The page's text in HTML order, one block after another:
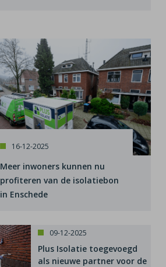
16-12-2025
Meer inwoners kunnen nu
profiteren van de isolatiebon
in Enschede
09-12-2025
Plus Isolatie toegevoegd
als nieuwe partner voor de